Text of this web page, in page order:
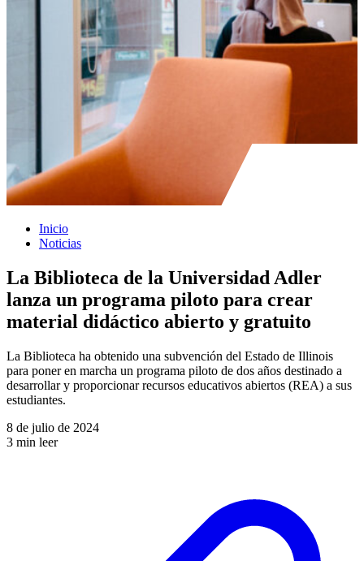
Inicio
Noticias
La Biblioteca de la Universidad Adler
lanza un programa piloto para crear
material didáctico abierto y gratuito
La Biblioteca ha obtenido una subvención del Estado de Illinois
para poner en marcha un programa piloto de dos años destinado a
desarrollar y proporcionar recursos educativos abiertos (REA) a sus
estudiantes.
8 de julio de 2024
3 min leer